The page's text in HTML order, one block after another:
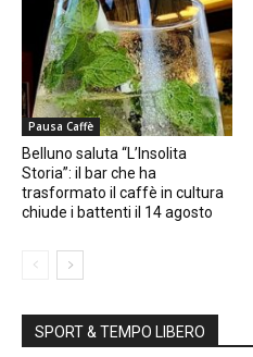
Pausa Caffè
Belluno saluta “L’Insolita
Storia”: il bar che ha
trasformato il caffè in cultura
chiude i battenti il 14 agosto
SPORT & TEMPO LIBERO